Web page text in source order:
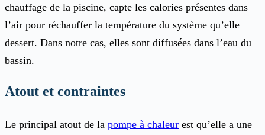
chauffage de la piscine, capte les calories présentes dans
l’air pour réchauffer la température du système qu’elle
dessert. Dans notre cas, elles sont diffusées dans l’eau du
bassin.
Atout et contraintes
Le principal atout de la pompe à chaleur est qu’elle a une